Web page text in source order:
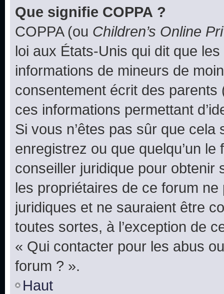
Que signifie COPPA ?
COPPA (ou Children’s Online
loi aux États-Unis qui dit que
informations de mineurs de
consentement écrit des parents
ces informations permettant
Si vous n’êtes pas sûr que
enregistrez ou que quelqu’un
conseiller juridique pour obtenir
les propriétaires de ce forum
juridiques et ne sauraient être
toutes sortes, à l’exception de
« Qui contacter pour les abus
forum ? ».
Haut